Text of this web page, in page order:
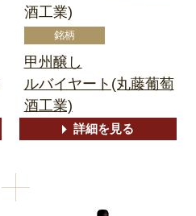
酒工業)
甲州醸し
ルバイヤート(丸藤葡萄
酒工業)
詳細を見る